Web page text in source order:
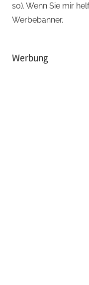
so). Wenn Sie mir
Werbebanner.
Werbung